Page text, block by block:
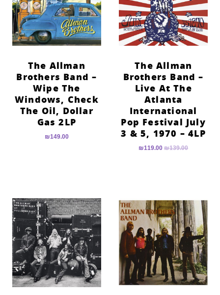
הוסף קו תחתון לקישורים
font_download סמן קישורים
לאפס
האפשרויות
The Allman
Brothers Band –
Live At The
Atlanta
International
Pop Festival July
3 & 5, 1970 – 4LP
₪139.00
₪119.00
The Allman
Brothers Band –
Wipe The
Windows, Check
The Oil, Dollar
Gas 2LP
₪149.00